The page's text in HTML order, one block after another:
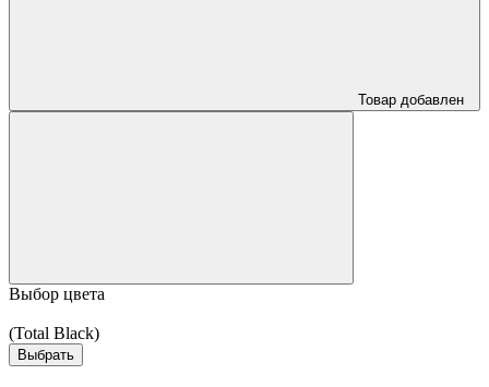
Товар добавлен
Выбор цвета
(Total Black)
Выбрать